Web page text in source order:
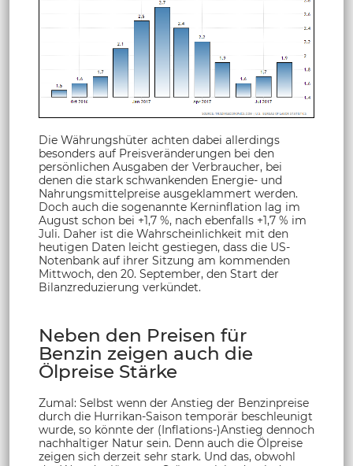
Die Währungshüter achten dabei allerdings
besonders auf Preisveränderungen bei den
persönlichen Ausgaben der Verbraucher, bei
denen die stark schwankenden Energie- und
Nahrungsmittelpreise ausgeklammert werden.
Doch auch die sogenannte Kerninflation lag im
August schon bei +1,7 %, nach ebenfalls +1,7 % im
Juli. Daher ist die Wahrscheinlichkeit mit den
heutigen Daten leicht gestiegen, dass die US-
Notenbank auf ihrer Sitzung am kommenden
Mittwoch, den 20. September, den Start der
Bilanzreduzierung verkündet.
Neben den Preisen für
Benzin zeigen auch die
Ölpreise Stärke
Zumal: Selbst wenn der Anstieg der Benzinpreise
durch die Hurrikan-Saison temporär beschleunigt
wurde, so könnte der (Inflations-)Anstieg dennoch
nachhaltiger Natur sein. Denn auch die Ölpreise
zeigen sich derzeit sehr stark. Und das, obwohl